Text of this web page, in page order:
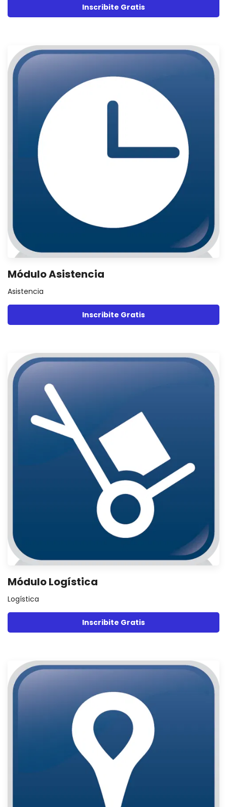
Inscribite Gratis
Módulo Asistencia
Asistencia
Inscribite Gratis
Módulo Logística
Logística
Inscribite Gratis